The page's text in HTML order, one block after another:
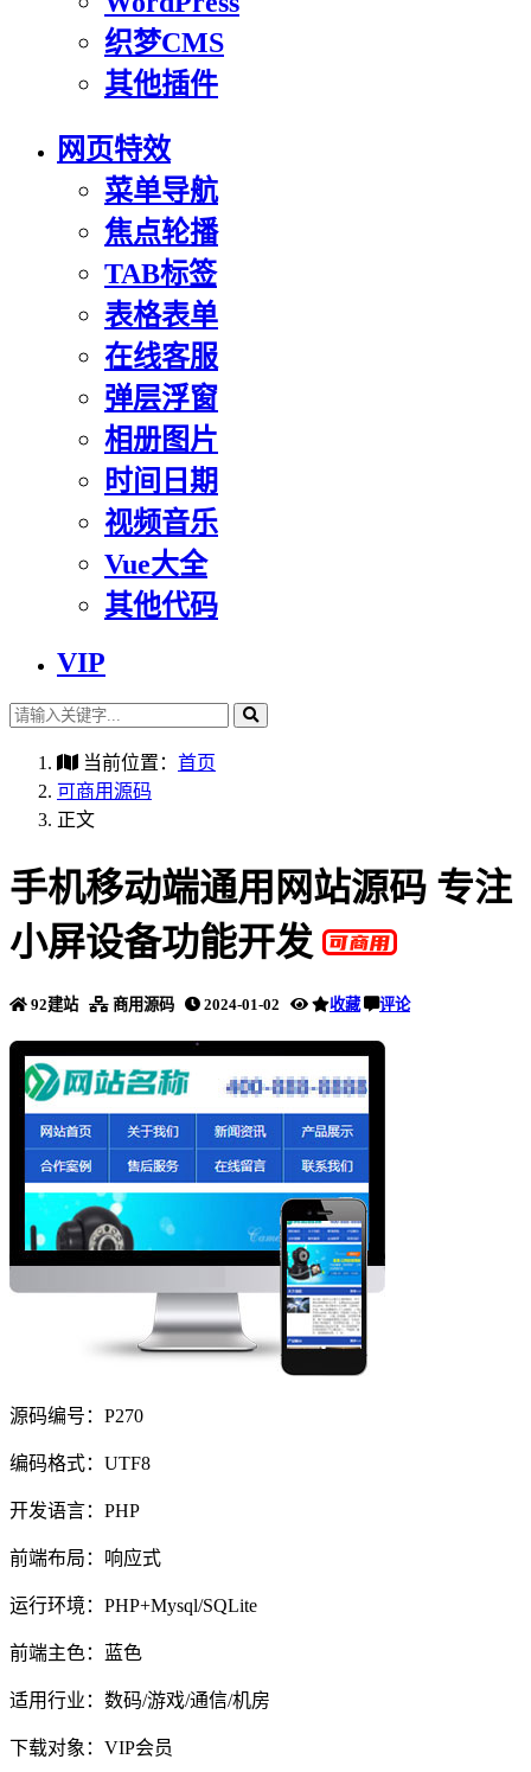
织梦CMS
其他插件
网页特效
菜单导航
焦点轮播
TAB标签
表格表单
在线客服
弹层浮窗
相册图片
时间日期
视频音乐
Vue大全
其他代码
VIP
当前位置： 首页
可商用源码
正文
手机移动端通用网站源码 专注
小屏设备功能开发
92建站 商用源码 2024-01-02 收藏 评论
源码编号：P270
编码格式：UTF8
开发语言：PHP
前端布局：响应式
运行环境：PHP+Mysql/SQLite
前端主色：蓝色
适用行业：数码/游戏/通信/机房
下载对象：VIP会员